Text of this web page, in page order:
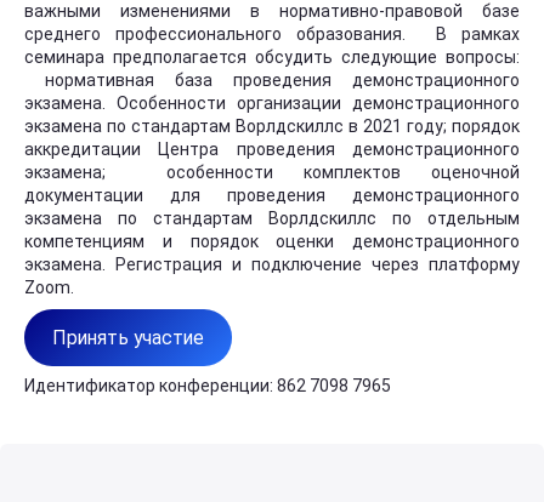
важными изменениями в нормативно-правовой базе
среднего профессионального образования. В рамках
семинара предполагается обсудить следующие вопросы:
нормативная база проведения демонстрационного
экзамена. Особенности организации демонстрационного
экзамена по стандартам Ворлдскиллс в 2021 году; порядок
аккредитации Центра проведения демонстрационного
экзамена; особенности комплектов оценочной
документации для проведения демонстрационного
экзамена по стандартам Ворлдскиллс по отдельным
компетенциям и порядок оценки демонстрационного
экзамена. Регистрация и подключение через платформу
Zoom.
Принять участие
Идентификатор конференции: 862 7098 7965